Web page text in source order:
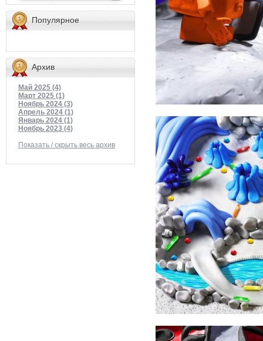
Популярное
Архив
Май 2025 (4)
Март 2025 (1)
Ноябрь 2024 (3)
Апрель 2024 (1)
Январь 2024 (1)
Ноябрь 2023 (4)
Показать / скрыть весь архив